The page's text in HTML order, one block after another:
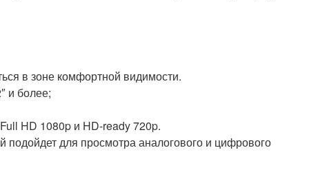
в зоне комфортной видимости.
и более;
HD 1080p и HD-ready 720p.
для просмотра аналогового и цифрового